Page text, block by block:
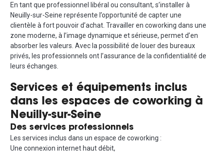
En tant que professionnel libéral ou consultant, s’installer à
Neuilly-sur-Seine représente l’opportunité de capter une
clientèle à fort pouvoir d’achat. Travailler en coworking dans une
zone moderne, à l’image dynamique et sérieuse, permet d’en
absorber les valeurs. Avec la possibilité de louer des bureaux
privés, les professionnels ont l’assurance de la confidentialité de
leurs échanges.
Services et équipements inclus
dans les espaces de coworking à
Neuilly-sur-Seine
Des services professionnels
Les services inclus dans un espace de coworking :
Une connexion internet haut débit,